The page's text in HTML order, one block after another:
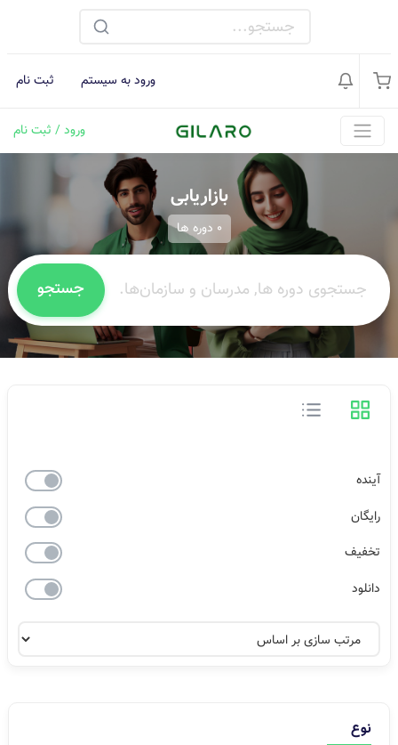
ورود به سیستم ثبت نام
ورود / ثبت نام
بازاریابی
0 دوره ها
جستجو
آینده
رایگان
تخفیف
دانلود
نوع